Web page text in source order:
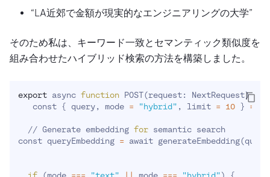
“LA近郊で金額が現実的なエンジニアリングの大学”
そのため私は、キーワード一致とセマンティック類似度を
組み合わせたハイブリッド検索の方法を構築しました。
export async function POST(request: NextRequest) {
   const
{ query, mode = "hybrid" , limit = 10 } =
  // Generate embedding
for semantic search
const queryEmbedding = await generateEmbedding(query
if (mode === "text" || mode === "hybrid")
{